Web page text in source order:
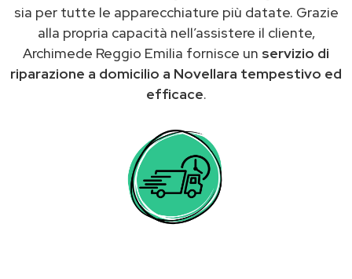
sia per tutte le apparecchiature più datate. Grazie
alla propria capacità nell’assistere il cliente,
Archimede Reggio Emilia fornisce un servizio di
riparazione a domicilio a Novellara tempestivo ed
efficace.